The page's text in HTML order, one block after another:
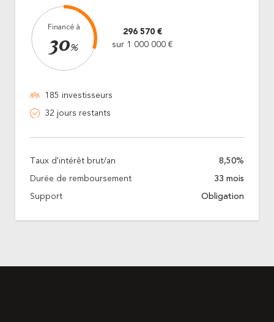
Financé à
30%
296 570 €
sur 1 000 000 €
185 investisseurs
32 jours restants
Taux d'intérêt brut/an 8,50%
Durée de remboursement 33 mois
Support Obligation